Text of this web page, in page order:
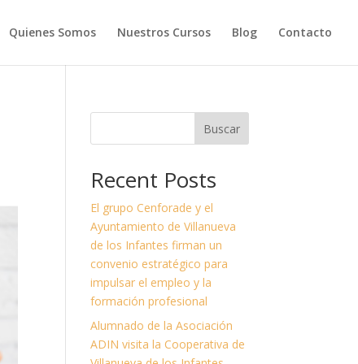
Quienes Somos Nuestros Cursos Blog Contacto
Buscar
Recent Posts
El grupo Cenforade y el
Ayuntamiento de Villanueva
de los Infantes firman un
convenio estratégico para
impulsar el empleo y la
formación profesional
Alumnado de la Asociación
ADIN visita la Cooperativa de